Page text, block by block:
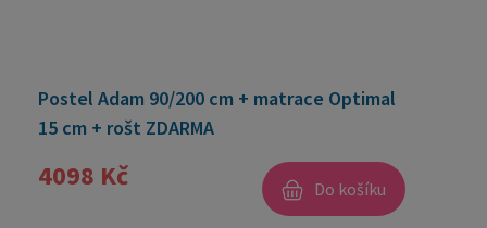
Postel Adam 90/200 cm + matrace Optimal
15 cm + rošt ZDARMA
4098 Kč Do košíku